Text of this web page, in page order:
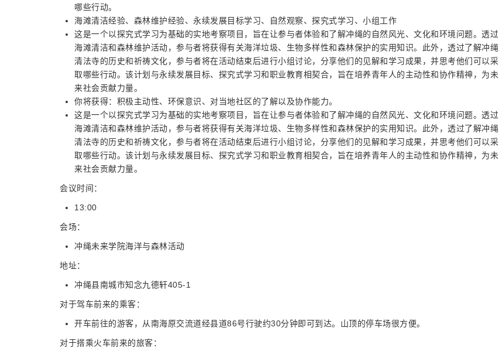
哪些行动。
海滩清洁经验、森林维护经验、永续发展目标学习、自然观察、探究式学习、小组工作
这是一个以探究式学习为基础的实地考察项目，旨在让参与者体验和了解冲绳的自然风光、文化和环境问题。透过
海滩清洁和森林维护活动，参与者将获得有关海洋垃圾、生物多样性和森林保护的实用知识。此外，透过了解冲绳
清法寺的历史和祈祷文化，参与者将在活动结束后进行小组讨论，分享他们的见解和学习成果，并思考他们可以采
取哪些行动。该计划与永续发展目标、探究式学习和职业教育相契合，旨在培养青年人的主动性和协作精神，为未
来社会贡献力量。
你将获得：积极主动性、环保意识、对当地社区的了解以及协作能力。
这是一个以探究式学习为基础的实地考察项目，旨在让参与者体验和了解冲绳的自然风光、文化和环境问题。透过
海滩清洁和森林维护活动，参与者将获得有关海洋垃圾、生物多样性和森林保护的实用知识。此外，透过了解冲绳
清法寺的历史和祈祷文化，参与者将在活动结束后进行小组讨论，分享他们的见解和学习成果，并思考他们可以采
取哪些行动。该计划与永续发展目标、探究式学习和职业教育相契合，旨在培养青年人的主动性和协作精神，为未
来社会贡献力量。
会议时间：
13:00
会场：
冲绳未来学院海洋与森林活动
地址：
冲绳县南城市知念九德轩405-1
对于驾车前来的乘客：
开车前往的游客，从南海原交流道经县道86号行驶约30分钟即可到达。山顶的停车场很方便。
对于搭乘火车前来的旅客：